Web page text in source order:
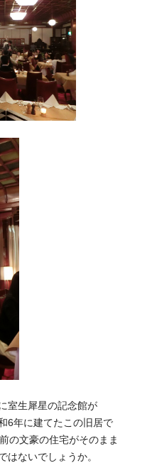
室生犀星の記念館が
6年に建てたこの旧居で
の文豪の住宅がそのまま
はないでしょうか。